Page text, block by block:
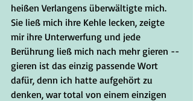
heißen Verlangens überwältigte mich.
Sie ließ mich ihre Kehle lecken, zeigte
mir ihre Unterwerfung und jede
Berührung ließ mich nach mehr gieren --
gieren ist das einzig passende Wort
dafür, denn ich hatte aufgehört zu
denken, war total von einem einzigen